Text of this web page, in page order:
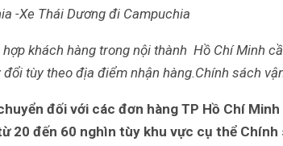
-Xe Thái Dương đi Campuchia
khách hàng trong nội thành Hồ Chí Minh
tùy theo địa điểm nhận hàng.Chính sách
đối với các đơn hàng TP Hồ Chí
20 đến 60 nghìn tùy khu vực cụ thể Chính